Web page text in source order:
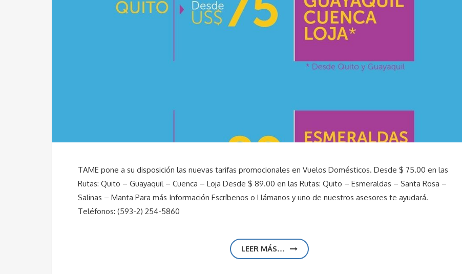
TAME pone a su disposición las nuevas tarifas promocionales en Vuelos Domésticos. Desde $ 75.00 en las
Rutas: Quito – Guayaquil – Cuenca – Loja Desde $ 89.00 en las Rutas: Quito – Esmeraldas – Santa Rosa –
Salinas – Manta Para más Información Escríbenos o Llámanos y uno de nuestros asesores te ayudará.
Teléfonos: (593-2) 254-5860
LEER MÁS…